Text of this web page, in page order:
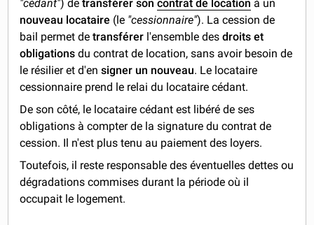
"cédant") detransférer soncontrat de location à un
nouveau locataire (le "cessionnaire"). La cession de
bail permet detransférer l'ensemble des droits et
obligationsdu contrat de location, sans avoir besoin de
le résilier et d'ensigner un nouveau. Le locataire
cessionnaire prend le relai du locataire cédant.
De son côté, le locataire cédant est libéré de ses
obligations à compter de la signature du contrat de
cession. Il n'est plus tenu au paiement des loyers.
Toutefois, il reste responsable des éventuelles dettes ou
dégradations commises durant la période où il
occupait le logement.